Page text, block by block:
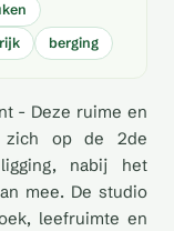
berging
- Deze ruime en
zich op de 2de
nabij het
mee. De studio
leefruimte en